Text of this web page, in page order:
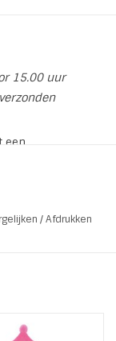
15.00 uur
een
/Afdrukken